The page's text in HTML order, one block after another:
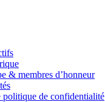
& membres d’honneur
politique de confidentialité